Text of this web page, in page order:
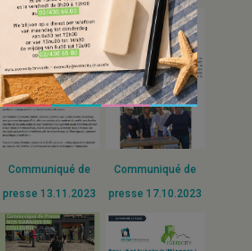
Communiqué de
presse 13.11.2023
Communiqué de
presse 17.10.2023